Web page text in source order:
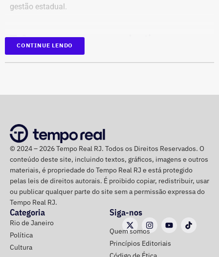
de dunas sobre construções na orla. Entre os municípios
gestão estadual.
Três casas, o mesmo destino
O principal destaque desta manhã teve destino definido:
Planejamento e Gestão recebeu 11 nomeações e 3
exonerações. O reforço abrange desde funções
operacionais de assistente até postos estratégicos de
assessor e coordenador.
Na Secretaria de Estado de Fazenda, foram publicadas 8
nomeações contra apenas 1 exoneração. A
movimentação na pasta foi impulsionada pela aplicação
de decretos de reestruturação organizacional,
promovendo novos chefes de departamento, assessores
e assistentes técnicos.
CONTINUE LENDO
© 2024 – 2026 Tempo Real RJ. Todos os Direitos Reservados. O
conteúdo deste site, incluindo textos, gráficos, imagens e outros
materiais, é propriedade do Tempo Real RJ e está protegido
pelas leis de direitos autorais. É proibido copiar, redistribuir, usar
ou publicar qualquer parte do site sem a permissão expressa do
Tempo Real RJ.
Categoria
Rio de Janeiro
Política
Cultura
Siga-nos
Quem somos
Princípios Editoriais